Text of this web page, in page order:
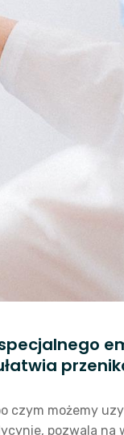
czym możemy
pozwala na